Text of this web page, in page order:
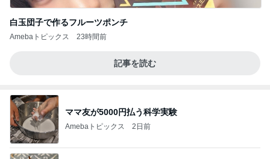
白玉団子で作るフルーツポンチ
Amebaトピックス 23時間前
記事を読む
ママ友が5000円払う科学実験
Amebaトピックス 2日前